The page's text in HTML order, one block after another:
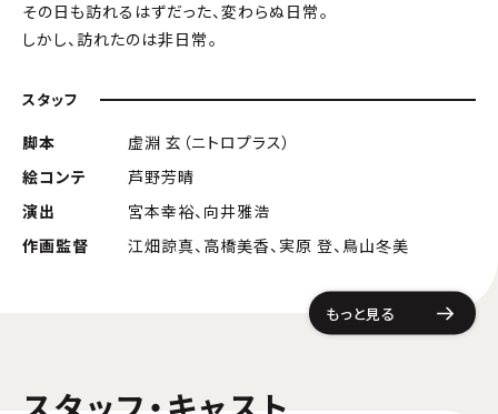
その日も訪れるはずだった、変わらぬ日常――。
しかし、訪れたのは非日常――。
スタッフ
脚本
虚淵 玄（ニトロプラス）
絵コンテ
芦野芳晴
演出
宮本幸裕、向井雅浩
作画監督
江畑諒真、高橋美香、実原 登、鳥山冬美
もっと見る